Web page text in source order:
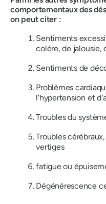
comportementaux des
on peut citer :
Sentiments
colère, de jalousie,
Sentiments de
Problèmes
l'hypertension et
Troubles du
Troubles
vertiges
fatigue ou
Dégénérescence